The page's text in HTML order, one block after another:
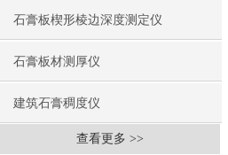
石膏板楔形棱边深度测定仪
石膏板材测厚仪
建筑石膏稠度仪
查看更多 >>